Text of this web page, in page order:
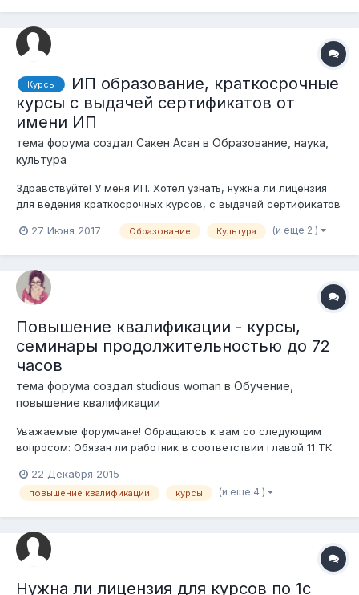
Курсы
ИП образование, краткосрочные
курсы с выдачей сертификатов от
имени ИП
тема форума создал Сакен Асан в Образование, наука,
культура
Здравствуйте! У меня ИП. Хотел узнать, нужна ли лицензия
для ведения краткосрочных курсов, с выдачей сертификатов
сколько займёт времени, сколько стоит? Какие документы
27 Июня 2017 Образование Культура (и еще 2 )
Повышение квалификации - курсы,
семинары продолжительностью до 72
часов
тема форума создал studious woman в Обучение,
повышение квалификации
Уважаемые форумчане! Обращаюсь к вам со следующим
вопросом: Обязан ли работник в соответствии главой 11 ТК
указать в нем условия об отработке у работодателя, если за
счет работодателя был направлен на обучение в другой
22 Декабря 2015
повышение квалификации курсы (и еще 4 )
Нужна ли лицензия для курсов по 1с